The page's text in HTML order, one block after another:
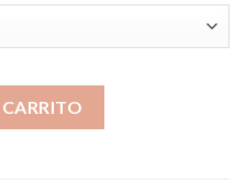
Frogskins lite Originales Made